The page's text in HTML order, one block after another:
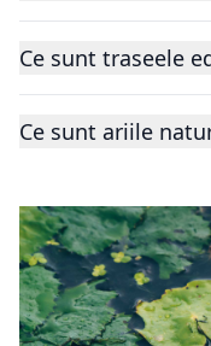
Ce sunt traseele
Ce sunt ariile